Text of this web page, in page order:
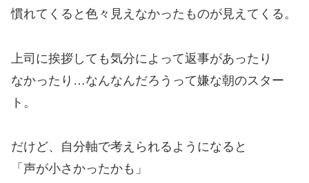
慣れてくると色々見えなかったものが見えてくる。
上司に挨拶しても気分によって返事があったり
なかったり…なんなんだろうって嫌な朝のスター
ト。
だけど、自分軸で考えられるようになると
「声が小さかったかも」